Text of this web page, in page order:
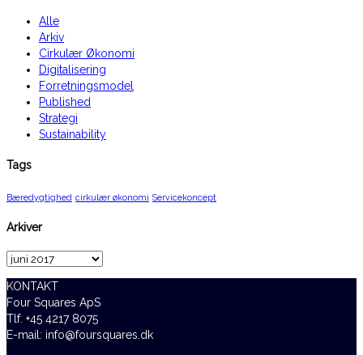
Alle
Arkiv
Cirkulær Økonomi
Digitalisering
Forretningsmodel
Published
Strategi
Sustainability
Tags
Bæredygtighed cirkulær økonomi Servicekoncept
Arkiver
Arkiver
KONTAKT
Four Squares ApS
Tlf. +45 4217 8075
E-mail: info@foursquares.dk